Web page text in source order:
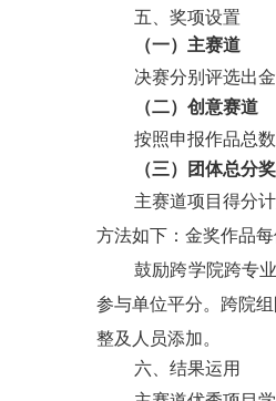
五、奖项设置
（一）主赛道
决赛分别评选出
（二）创意赛道
按照申报作品总
（三）团体总分奖
主赛道项目得分
方法如下：金奖作品
鼓励跨学院跨专
参与单位平分。跨院
整及人员添加。
六、结果运用